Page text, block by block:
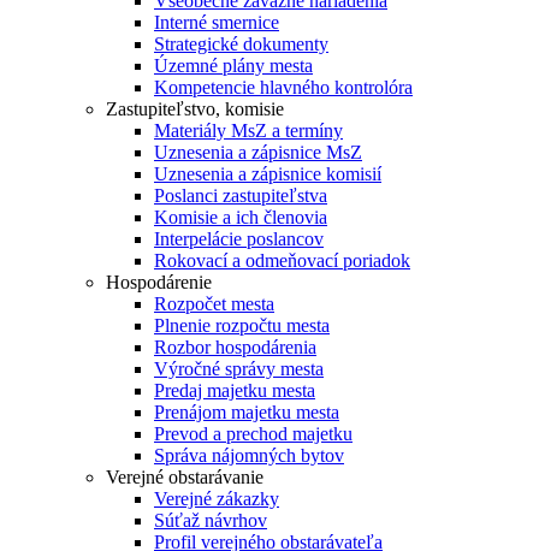
Interné smernice
Strategické dokumenty
Územné plány mesta
Kompetencie hlavného kontrolóra
Zastupiteľstvo, komisie
Materiály MsZ a termíny
Uznesenia a zápisnice MsZ
Uznesenia a zápisnice komisií
Poslanci zastupiteľstva
Komisie a ich členovia
Interpelácie poslancov
Rokovací a odmeňovací poriadok
Hospodárenie
Rozpočet mesta
Plnenie rozpočtu mesta
Rozbor hospodárenia
Výročné správy mesta
Predaj majetku mesta
Prenájom majetku mesta
Prevod a prechod majetku
Správa nájomných bytov
Verejné obstarávanie
Verejné zákazky
Súťaž návrhov
Profil verejného obstarávateľa